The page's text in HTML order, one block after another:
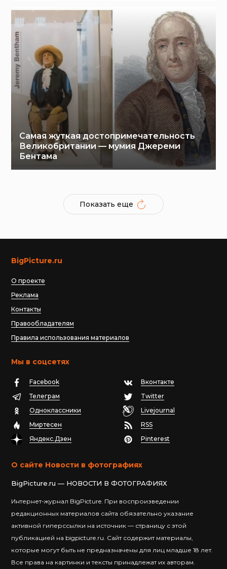
Самая жуткая достопримечательность
Великобритании — мумия Джереми
Бентама
Показать еще
BigPicture.ru
О проекте
Реклама
Контакты
Правообладателям
Правила использования материалов
Мы в соцсетях
Facebook
Вконтакте
Телеграм
Twitter
Одноклассники
Livejournal
Миртесен
RSS
Яндекс.Дзен
Pinterest
О сайте Новости в фотографиях
BigPicture.ru — НОВОСТИ В ФОТОГРАФИЯХ
Интернет-журнал BigPicture. При воспроизведении
редакционных материалов сайта обязательно указание
активной гиперссылки на источник — страницу с этой
публикацией на bigpicture.ru. Сайт содержит материалы,
которые могут быть не предназначены для лиц младше 18 лет.
Все права на картинки и тексты принадлежат их авторам.